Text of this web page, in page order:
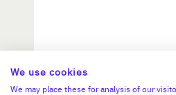
Investissement max:
We use cookies
We may place these for analysis of our